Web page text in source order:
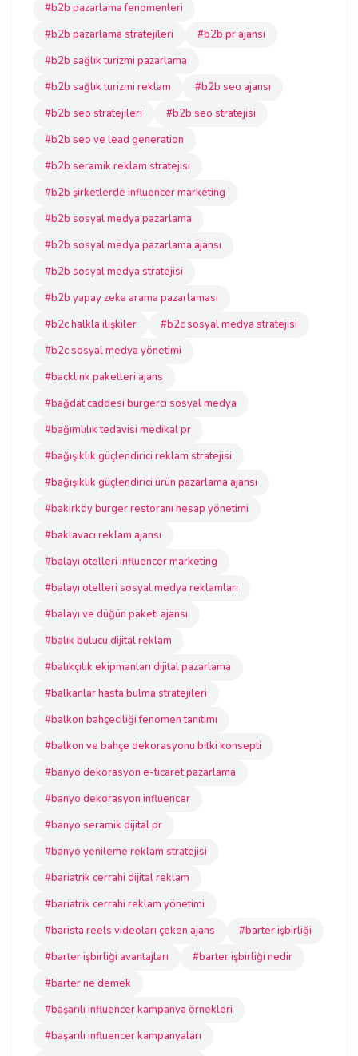
#b2b pazarlama fenomenleri
#b2b pazarlama stratejileri
#b2b pr ajansı
#b2b sağlık turizmi pazarlama
#b2b sağlık turizmi reklam
#b2b seo ajansı
#b2b seo stratejileri
#b2b seo stratejisi
#b2b seo ve lead generation
#b2b seramik reklam stratejisi
#b2b şirketlerde influencer marketing
#b2b sosyal medya pazarlama
#b2b sosyal medya pazarlama ajansı
#b2b sosyal medya stratejisi
#b2b yapay zeka arama pazarlaması
#b2c halkla ilişkiler
#b2c sosyal medya stratejisi
#b2c sosyal medya yönetimi
#backlink paketleri ajans
#bağdat caddesi burgerci sosyal medya
#bağımlılık tedavisi medikal pr
#bağışıklık güçlendirici reklam stratejisi
#bağışıklık güçlendirici ürün pazarlama ajansı
#bakırköy burger restoranı hesap yönetimi
#baklavacı reklam ajansı
#balayı otelleri influencer marketing
#balayı otelleri sosyal medya reklamları
#balayı ve düğün paketi ajansı
#balık bulucu dijital reklam
#balıkçılık ekipmanları dijital pazarlama
#balkanlar hasta bulma stratejileri
#balkon bahçeciliği fenomen tanıtımı
#balkon ve bahçe dekorasyonu bitki konsepti
#banyo dekorasyon e-ticaret pazarlama
#banyo dekorasyon influencer
#banyo seramik dijital pr
#banyo yenileme reklam stratejisi
#bariatrik cerrahi dijital reklam
#bariatrik cerrahi reklam yönetimi
#barista reels videoları çeken ajans
#barter işbirliği
#barter işbirliği avantajları
#barter işbirliği nedir
#barter ne demek
#başarılı influencer kampanya örnekleri
#başarılı influencer kampanyaları